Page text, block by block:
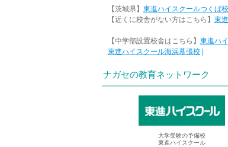
【茨城県】 東進ハイスクールつくば校
【近くに校舎がない方はこちら】 東
【中学部設置校舎はこちら】 東進ハ
東進ハイスクール海浜幕張校
ナガセの教育ネットワーク
大学受験の予備校
東進ハイスクール